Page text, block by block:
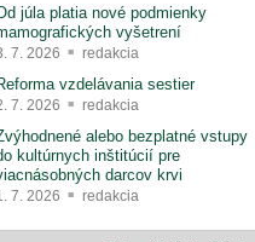
júla platia nové podmienky
vyšetrení
7. 2026 redakcia
vzdelávania sestier
7. 2026 redakcia
alebo bezplatné vstupy
kultúrnych inštitúcií pre
darcov krvi
7. 2026 redakcia